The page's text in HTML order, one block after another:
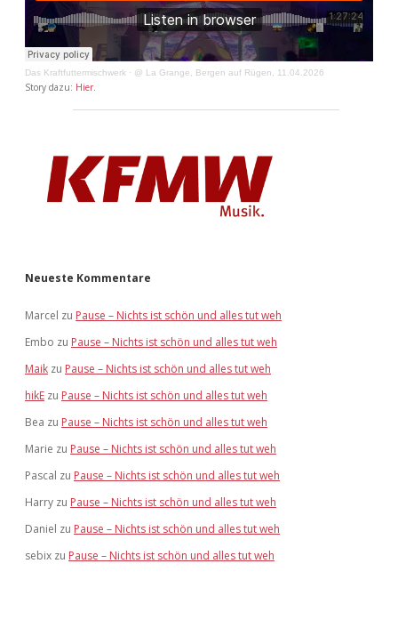
Das Kraftfuttermischwerk · @ La Grange, Bergen auf Rügen, 11.04.2026
Story dazu: Hier
Neueste Kommentare
Marcel zu Pause – Nichts ist schön und alles tut weh
Embo zu Pause – Nichts ist schön und alles tut weh
Maik zu Pause – Nichts ist schön und alles tut weh
hikE zu Pause – Nichts ist schön und alles tut weh
Bea zu Pause – Nichts ist schön und alles tut weh
Marie zu Pause – Nichts ist schön und alles tut weh
Pascal zu Pause – Nichts ist schön und alles tut weh
Harry zu Pause – Nichts ist schön und alles tut weh
Daniel zu Pause – Nichts ist schön und alles tut weh
sebix zu Pause – Nichts ist schön und alles tut weh